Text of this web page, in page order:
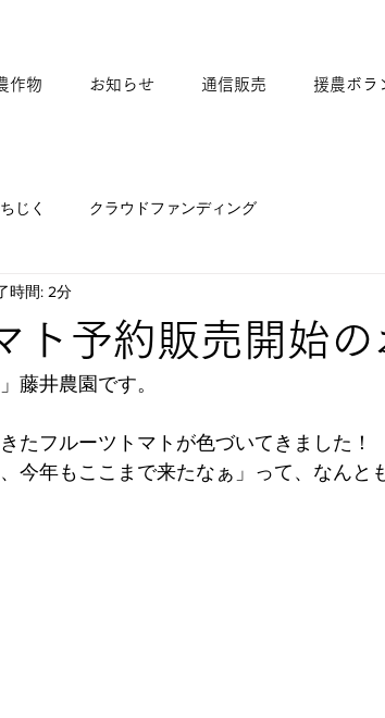
作物 お知らせ 通信販売 援農ボラ
じく クラウドファンディング
ト予約販売開始
時間: 2分
藤井農園です。
たフルーツトマトが色づいてきました！
今年もここまで来たなぁ」って、なんと